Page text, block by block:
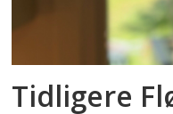
Tidligere